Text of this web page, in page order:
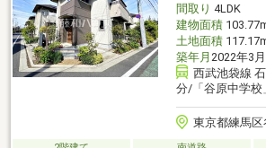
間取り 4LDK
建物面積
土地面積
築年月 2022年3
西武池袋線
分/「谷原中学校
東京都練馬区